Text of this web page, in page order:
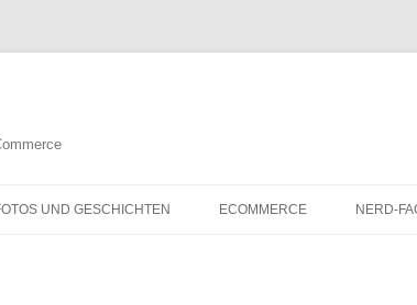
UND GESCHICHTEN ECOMMERCE NERD-